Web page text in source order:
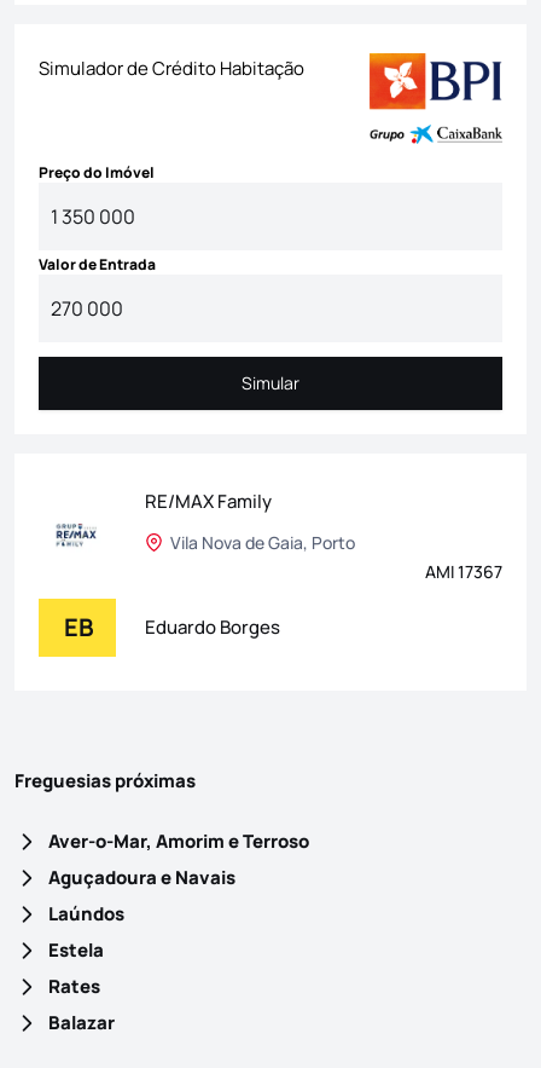
Simulador de Crédito Habitação
Preço do Imóvel
Valor de Entrada
Simular
Simular
RE/MAX Family
Vila Nova de Gaia, Porto
AMI 17367
EB Eduardo Borges
Freguesias próximas
Aver-o-Mar, Amorim e Terroso
Aguçadoura e Navais
Laúndos
Estela
Rates
Balazar